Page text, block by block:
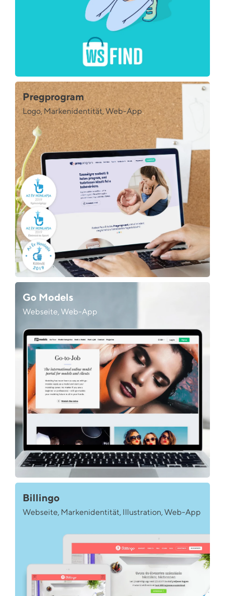
Pregprogram
Logo, Markenidentität, Web-App
Go Models
Webseite, Web-App
Billingo
Webseite, Markenidentität, Illustration, Web-App